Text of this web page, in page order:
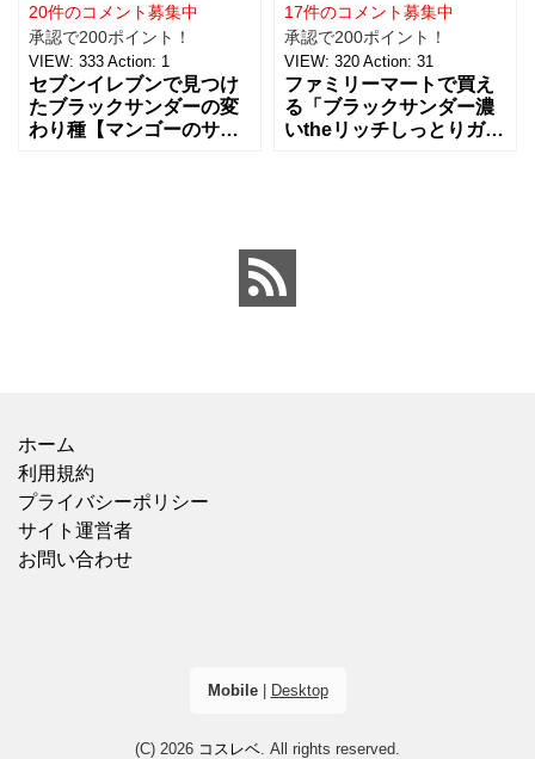
20件のコメント募集中
承認で200ポイント！
VIEW: 333 Action: 1
セブンイレブンで見つけ
たブラックサンダーの変
わり種【マンゴーのサン
17件のコメント募集中
承認で200ポイント！
VIEW: 320 Action: 31
ファミリーマートで買え
る「ブラックサンダー濃
いtheリッチしっとりガト
ホーム
利用規約
プライバシーポリシー
サイト運営者
お問い合わせ
Mobile| Desktop
(C) 2026 コスレベ. All rights reserved.